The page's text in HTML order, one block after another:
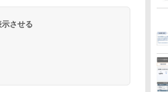
させる